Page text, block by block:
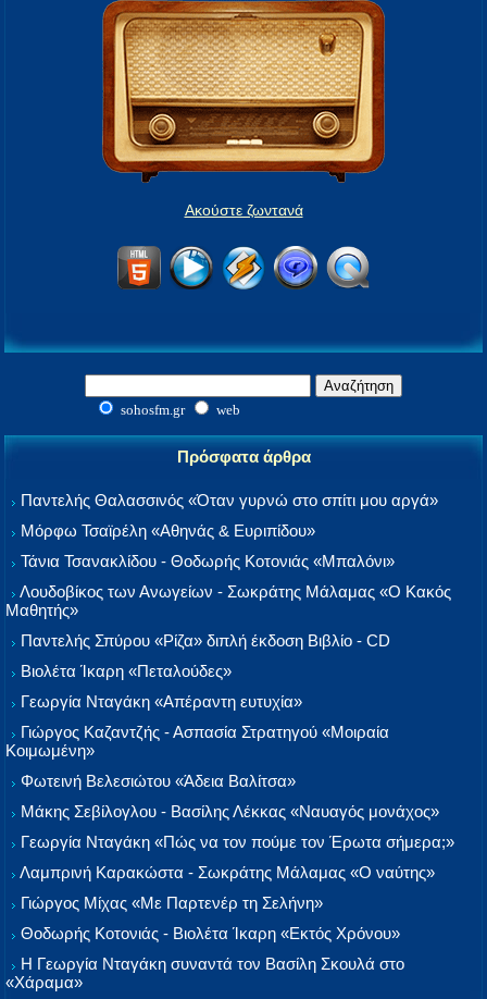
Ακούστε ζωντανά
sohosfm.gr web
Πρόσφατα άρθρα
Παντελής Θαλασσινός «Όταν γυρνώ στο σπίτι μου αργά»
Μόρφω Τσαϊρέλη «Αθηνάς & Ευριπίδου»
Τάνια Τσανακλίδου - Θοδωρής Κοτονιάς «Μπαλόνι»
Λουδοβίκος των Ανωγείων - Σωκράτης Μάλαμας «Ο Κακός
Μαθητής»
Παντελής Σπύρου «Ρίζα» διπλή έκδοση Βιβλίο - CD
Βιολέτα Ίκαρη «Πεταλούδες»
Γεωργία Νταγάκη «Aπέραντη ευτυχία»
Γιώργος Καζαντζής - Ασπασία Στρατηγού «Μοιραία
Κοιμωμένη»
Φωτεινή Βελεσιώτου «Άδεια Βαλίτσα»
Μάκης Σεβίλογλου - Βασίλης Λέκκας «Ναυαγός μονάχος»
Γεωργία Νταγάκη «Πώς να τον πούμε τον Έρωτα σήμερα;»
Λαμπρινή Καρακώστα - Σωκράτης Μάλαμας «Ο ναύτης»
Γιώργος Μίχας «Με Παρτενέρ τη Σελήνη»
Θοδωρής Κοτονιάς - Βιολέτα Ίκαρη «Εκτός Χρόνου»
Η Γεωργία Νταγάκη συναντά τον Βασίλη Σκουλά στο
«Χάραμα»